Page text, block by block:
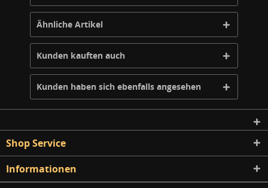
Ähnliche Artikel
Kunden kauften auch
Kunden haben sich ebenfalls angesehen
Shop Service
Informationen